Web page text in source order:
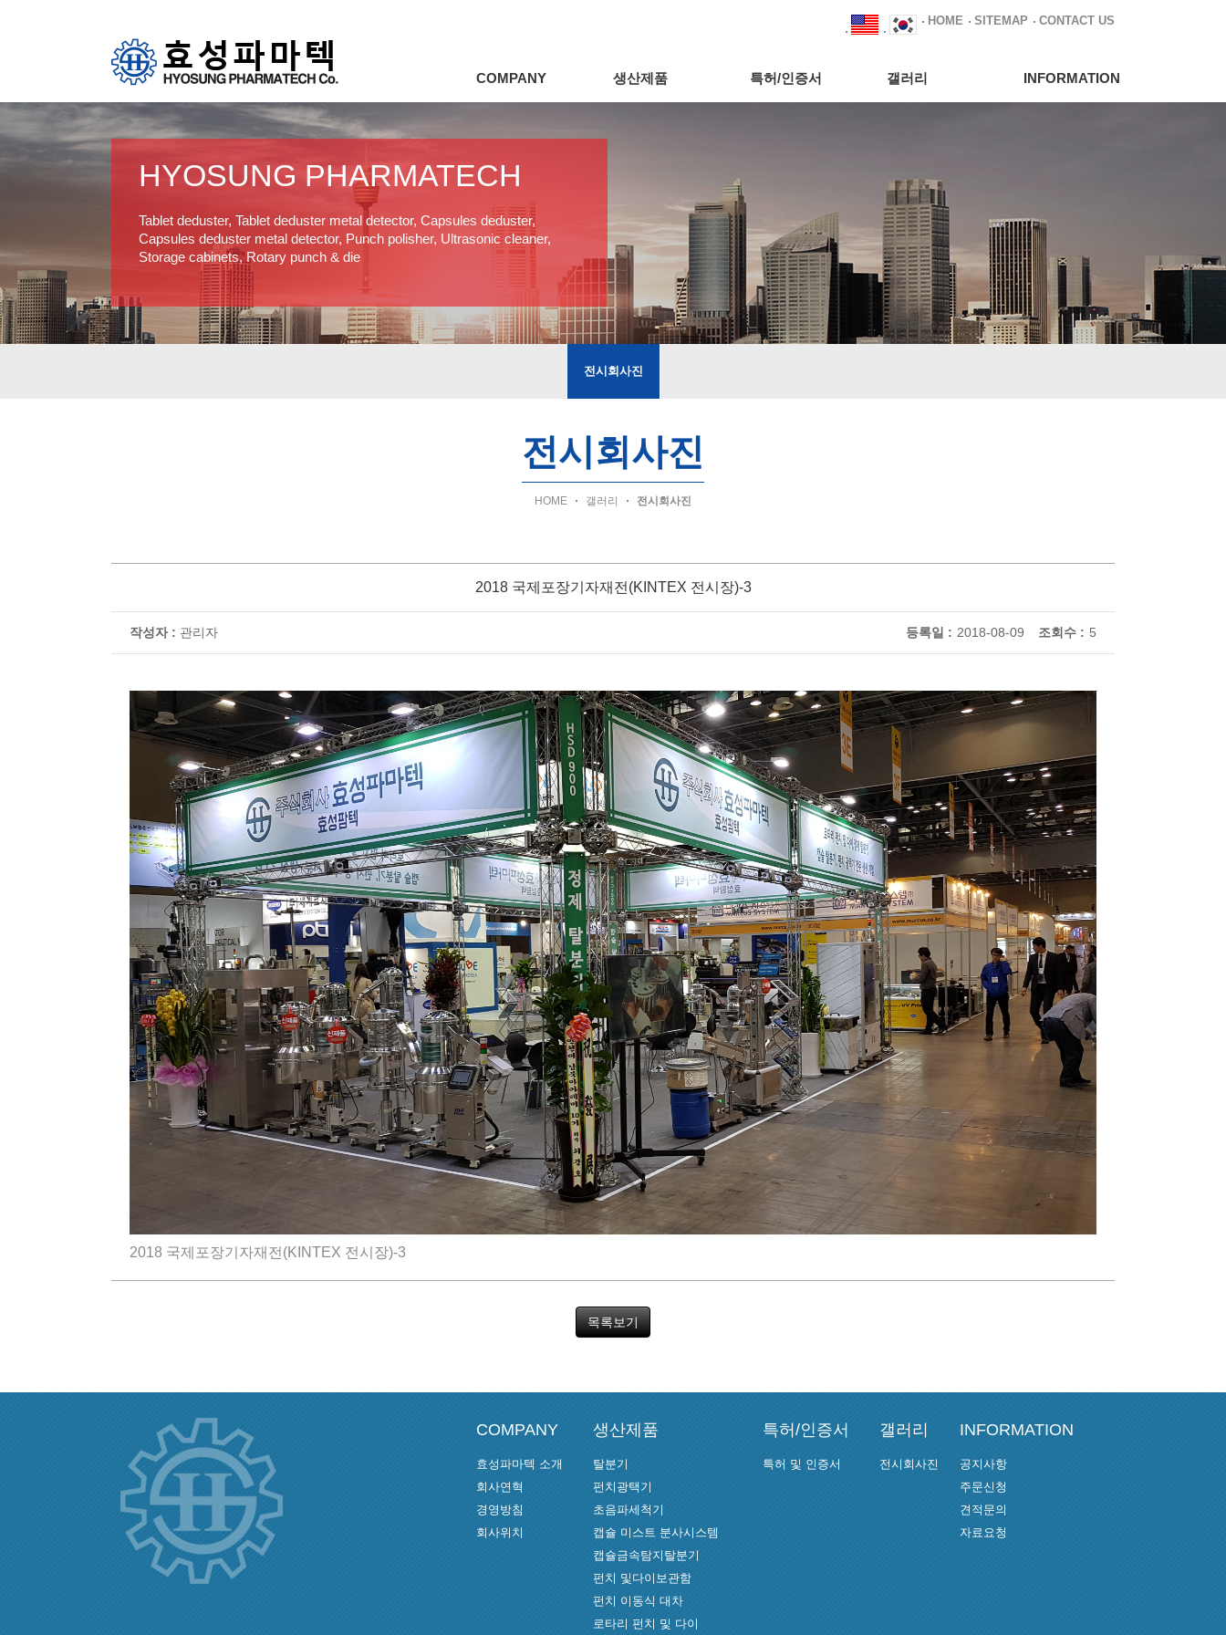
CONTACT US
SITEMAP
HOME
COMPANY 생산제품 특허/인증서 갤러리 INFORMATION
HYOSUNG PHARMATECH
Tablet deduster, Tablet deduster metal detector, Capsules deduster,
Capsules deduster metal detector, Punch polisher, Ultrasonic cleaner,
Storage cabinets, Rotary punch & die
전시회사진
전시회사진
HOME 갤러리 전시회사진
2018 국제포장기자재전(KINTEX 전시장)-3
작성자 : 관리자 등록일 : 2018-08-09 조회수 : 5
2018 국제포장기자재전(KINTEX 전시장)-3
목록보기
COMPANY
효성파마텍 소개
회사연혁
경영방침
회사위치
생산제품
탈분기
펀치광택기
초음파세척기
캡슐 미스트 분사시스템
캡슐금속탐지탈분기
펀치 및다이보관함
펀치 이동식 대차
로타리 펀치 및 다이
특허/인증서
특허 및 인증서
갤러리
전시회사진
INFORMATION
공지사항
주문신청
견적문의
자료요청